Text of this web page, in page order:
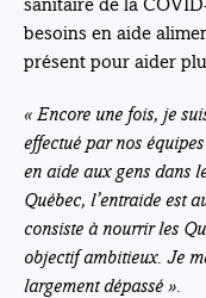
besoins en aide
présent pour aider
« Encore une fois, je
effectué par nos
en aide aux gens dans
Québec, l’entraide est
consiste à nourrir les
objectif ambitieux. Je
largement dépassé ».